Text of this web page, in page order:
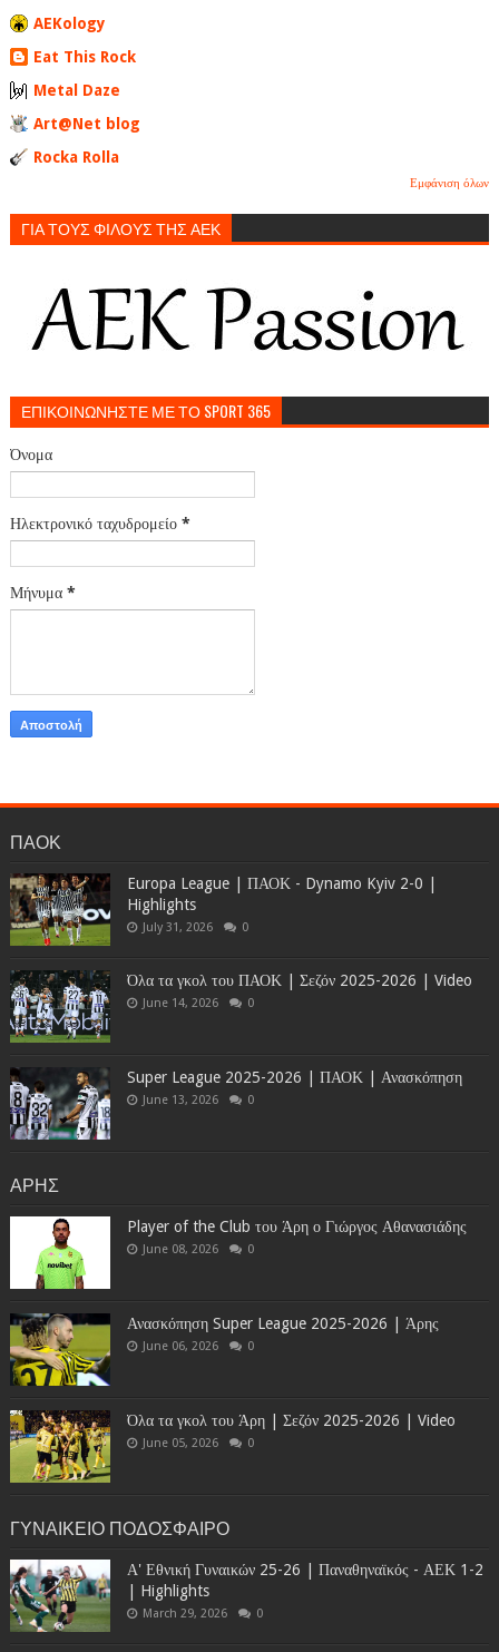
AEKology
Eat This Rock
Metal Daze
Art@Net blog
Rocka Rolla
Εμφάνιση όλων
ΓΙΑ ΤΟΥΣ ΦΙΛΟΥΣ ΤΗΣ ΑΕΚ
ΕΠΙΚΟΙΝΩΝΗΣΤΕ ΜΕ ΤΟ SPORT 365
Όνομα
Ηλεκτρονικό ταχυδρομείο *
Μήνυμα *
ΠΑΟΚ
Europa League | ΠΑΟΚ - Dynamo Kyiv 2-0 |
Highlights
July 31, 2026 0
Όλα τα γκολ του ΠΑΟΚ | Σεζόν 2025-2026 | Video
June 14, 2026 0
Super League 2025-2026 | ΠΑΟΚ | Ανασκόπηση
June 13, 2026 0
ΑΡΗΣ
Player of the Club του Άρη ο Γιώργος Αθανασιάδης
June 08, 2026 0
Ανασκόπηση Super League 2025-2026 | Άρης
June 06, 2026 0
Όλα τα γκολ του Άρη | Σεζόν 2025-2026 | Video
June 05, 2026 0
ΓΥΝΑΙΚΕΙΟ ΠΟΔΟΣΦΑΙΡΟ
Α' Εθνική Γυναικών 25-26 | Παναθηναϊκός - ΑΕΚ 1-2
| Highlights
March 29, 2026 0